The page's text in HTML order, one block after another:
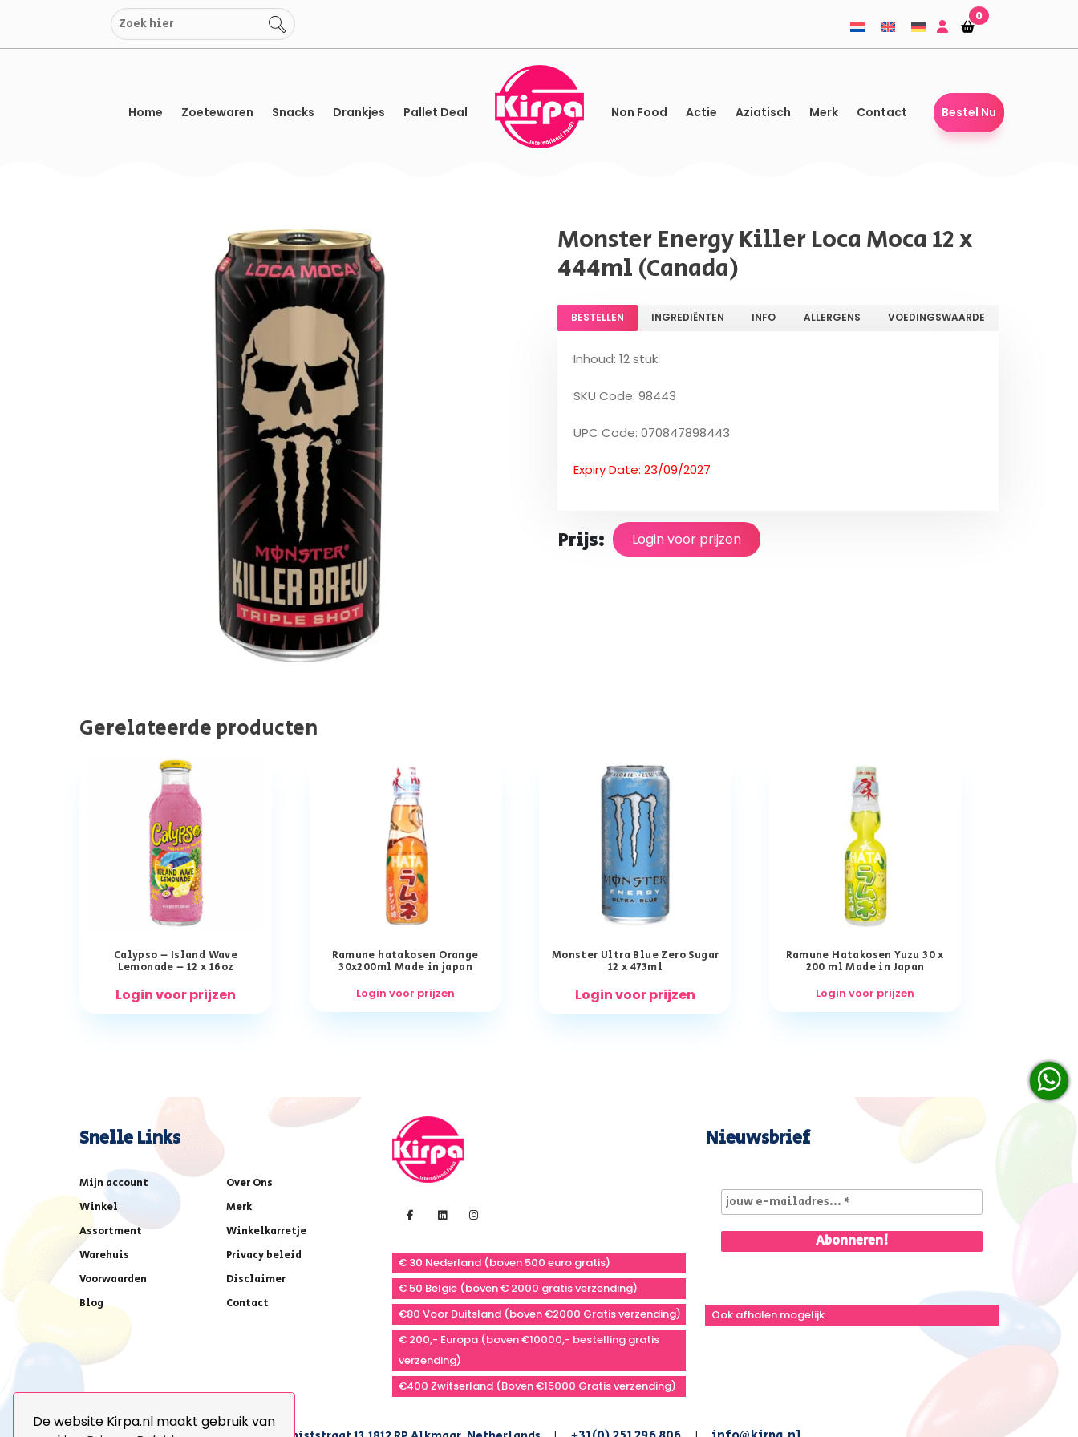
De website Kirpa.nl maakt gebruik van
inhoud
Winkelmandje
Winkelmandje
0
Home Zoetewaren Snacks Drankjes Pallet Deal Non Food Actie Aziatisch Merk Contact Bestel Nu
Monster Energy Killer Loca Moca 12 x
444ml (Canada)
BESTELLEN INGREDIËNTEN INFO ALLERGENS VOEDINGSWAARDE
Inhoud: 12 stuk
SKU Code: 98443
UPC Code: 070847898443
Expiry Date: 23/09/2027
Prijs: Login voor prijzen
Gerelateerde producten
Calypso – Island Wave
Lemonade – 12 x 16oz
Login voor prijzen
Ramune hatakosen Orange
30x200ml Made in japan
Login voor prijzen
Monster Ultra Blue Zero Sugar
12 x 473ml
Login voor prijzen
Ramune Hatakosen Yuzu 30 x
200 ml Made in Japan
Login voor prijzen
Snelle Links
Mijn account
Over Ons
Winkel
Merk
Assortment
Winkelkarretje
Warehuis
Privacy beleid
Voorwaarden
Disclaimer
Blog
Contact
€ 30 Nederland (boven 500 euro gratis)
€ 50 België (boven € 2000 gratis verzending)
€80 Voor Duitsland (boven €2000 Gratis verzending)
€ 200,- Europa (boven €10000,- bestelling gratis
verzending)
€400 Zwitserland (Boven €15000 Gratis verzending)
Nieuwsbrief
Ook afhalen mogelijk